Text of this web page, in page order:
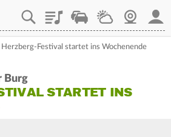
PlaylistStaupilotWetterWebcam
Herzberg-Festival startet ins Wochenende
Burg
STARTET INS